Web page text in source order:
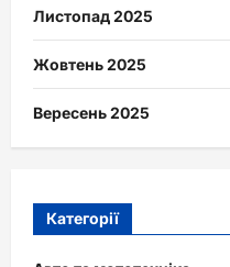
Листопад 2025
Жовтень 2025
Вересень 2025
Категорії